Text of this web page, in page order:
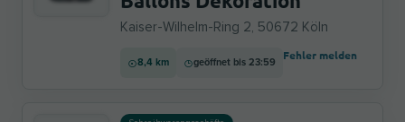
Kaiser-Wilhelm-Ring 2, 50672 Köln
8,4 km geöffnet bis 23:59
Fehler melden